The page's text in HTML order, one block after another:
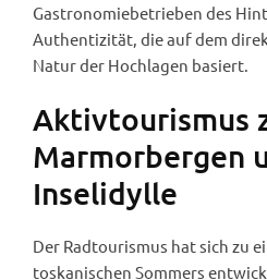
Gastronomiebetrieben des
Authentizität, die auf dem
Natur der Hochlagen basiert.
Aktivtourismus
Marmorbergen
Inselidylle
Der Radtourismus hat sich zu
toskanischen Sommers